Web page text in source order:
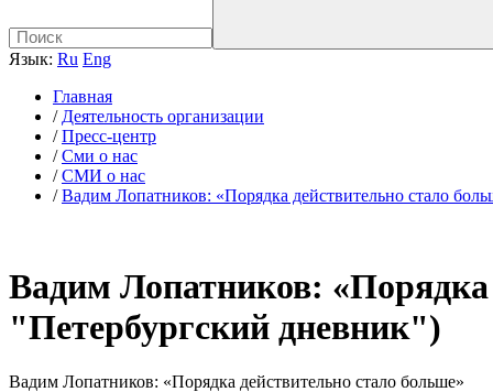
Язык: Ru Eng
Главная
/ Деятельность организации
/ Пресс-центр
/ Сми о нас
/ СМИ о нас
/ Вадим Лопатников: «Порядка действительно стало
Вадим Лопатников: «Порядка
"Петербургский дневник")
Вадим Лопатников: «Порядка действительно стало больше»